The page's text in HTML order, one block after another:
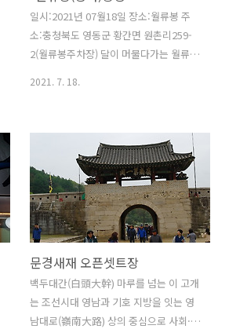
일시:2021년 07월18일 장소:월류봉 주
소:충청북도 영동군 황간면 원촌리259-
2(월류봉주차장) 달이 머물다가는 월류봉
2021. 7. 18.
문경새재 오픈셋트장
백두대간(白頭大幹) 마루를 넘는 이 고개
는 조선시대 영남과 기호 지방을 잇는 영
남대로(嶺南大路) 상의 중심으로 사회·